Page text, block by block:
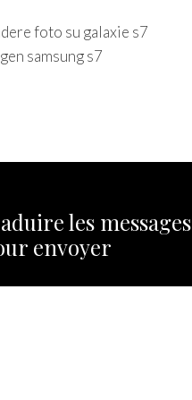
foto su galaxie s7
samsung s7
les messages
envoyer